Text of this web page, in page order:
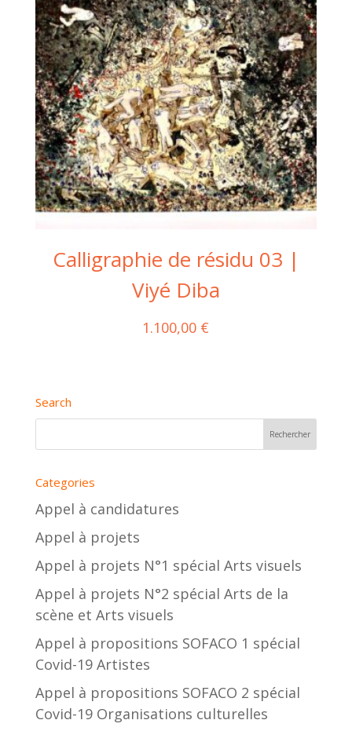
Calligraphie de résidu 03 |
Viyé Diba
1.100,00 €
Search
Categories
Appel à candidatures
Appel à projets
Appel à projets N°1 spécial Arts visuels
Appel à projets N°2 spécial Arts de la
scène et Arts visuels
Appel à propositions SOFACO 1 spécial
Covid-19 Artistes
Appel à propositions SOFACO 2 spécial
Covid-19 Organisations culturelles